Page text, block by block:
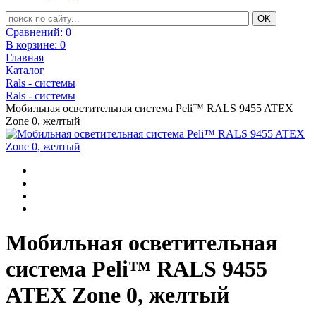
Сравнений: 0
В корзине: 0
Главная
Каталог
Rals - системы
Rals - системы
Мобильная осветительная система Peli™ RALS 9455 ATEX
Zone 0, желтый
Мобильная осветительная
система Peli™ RALS 9455
ATEX Zone 0, желтый